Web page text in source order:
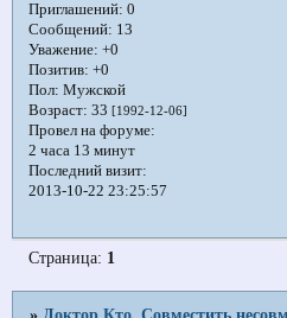
Приглашений: 0
Сообщений: 13
Уважение: +0
Позитив: +0
Пол: Мужской
Возраст: 33 [1992-12-06]
Провел на форуме:
2 часа 13 минут
Последний визит:
2013-10-22 23:25:57
Страница: 1